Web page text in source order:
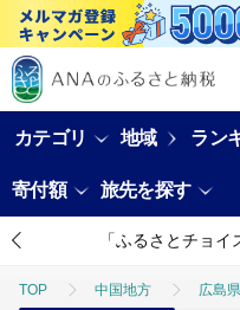
カテゴリ 地域 ラン
寄付額 旅先を探す
「ふるさとチョ
TOP 中国地方 広島県